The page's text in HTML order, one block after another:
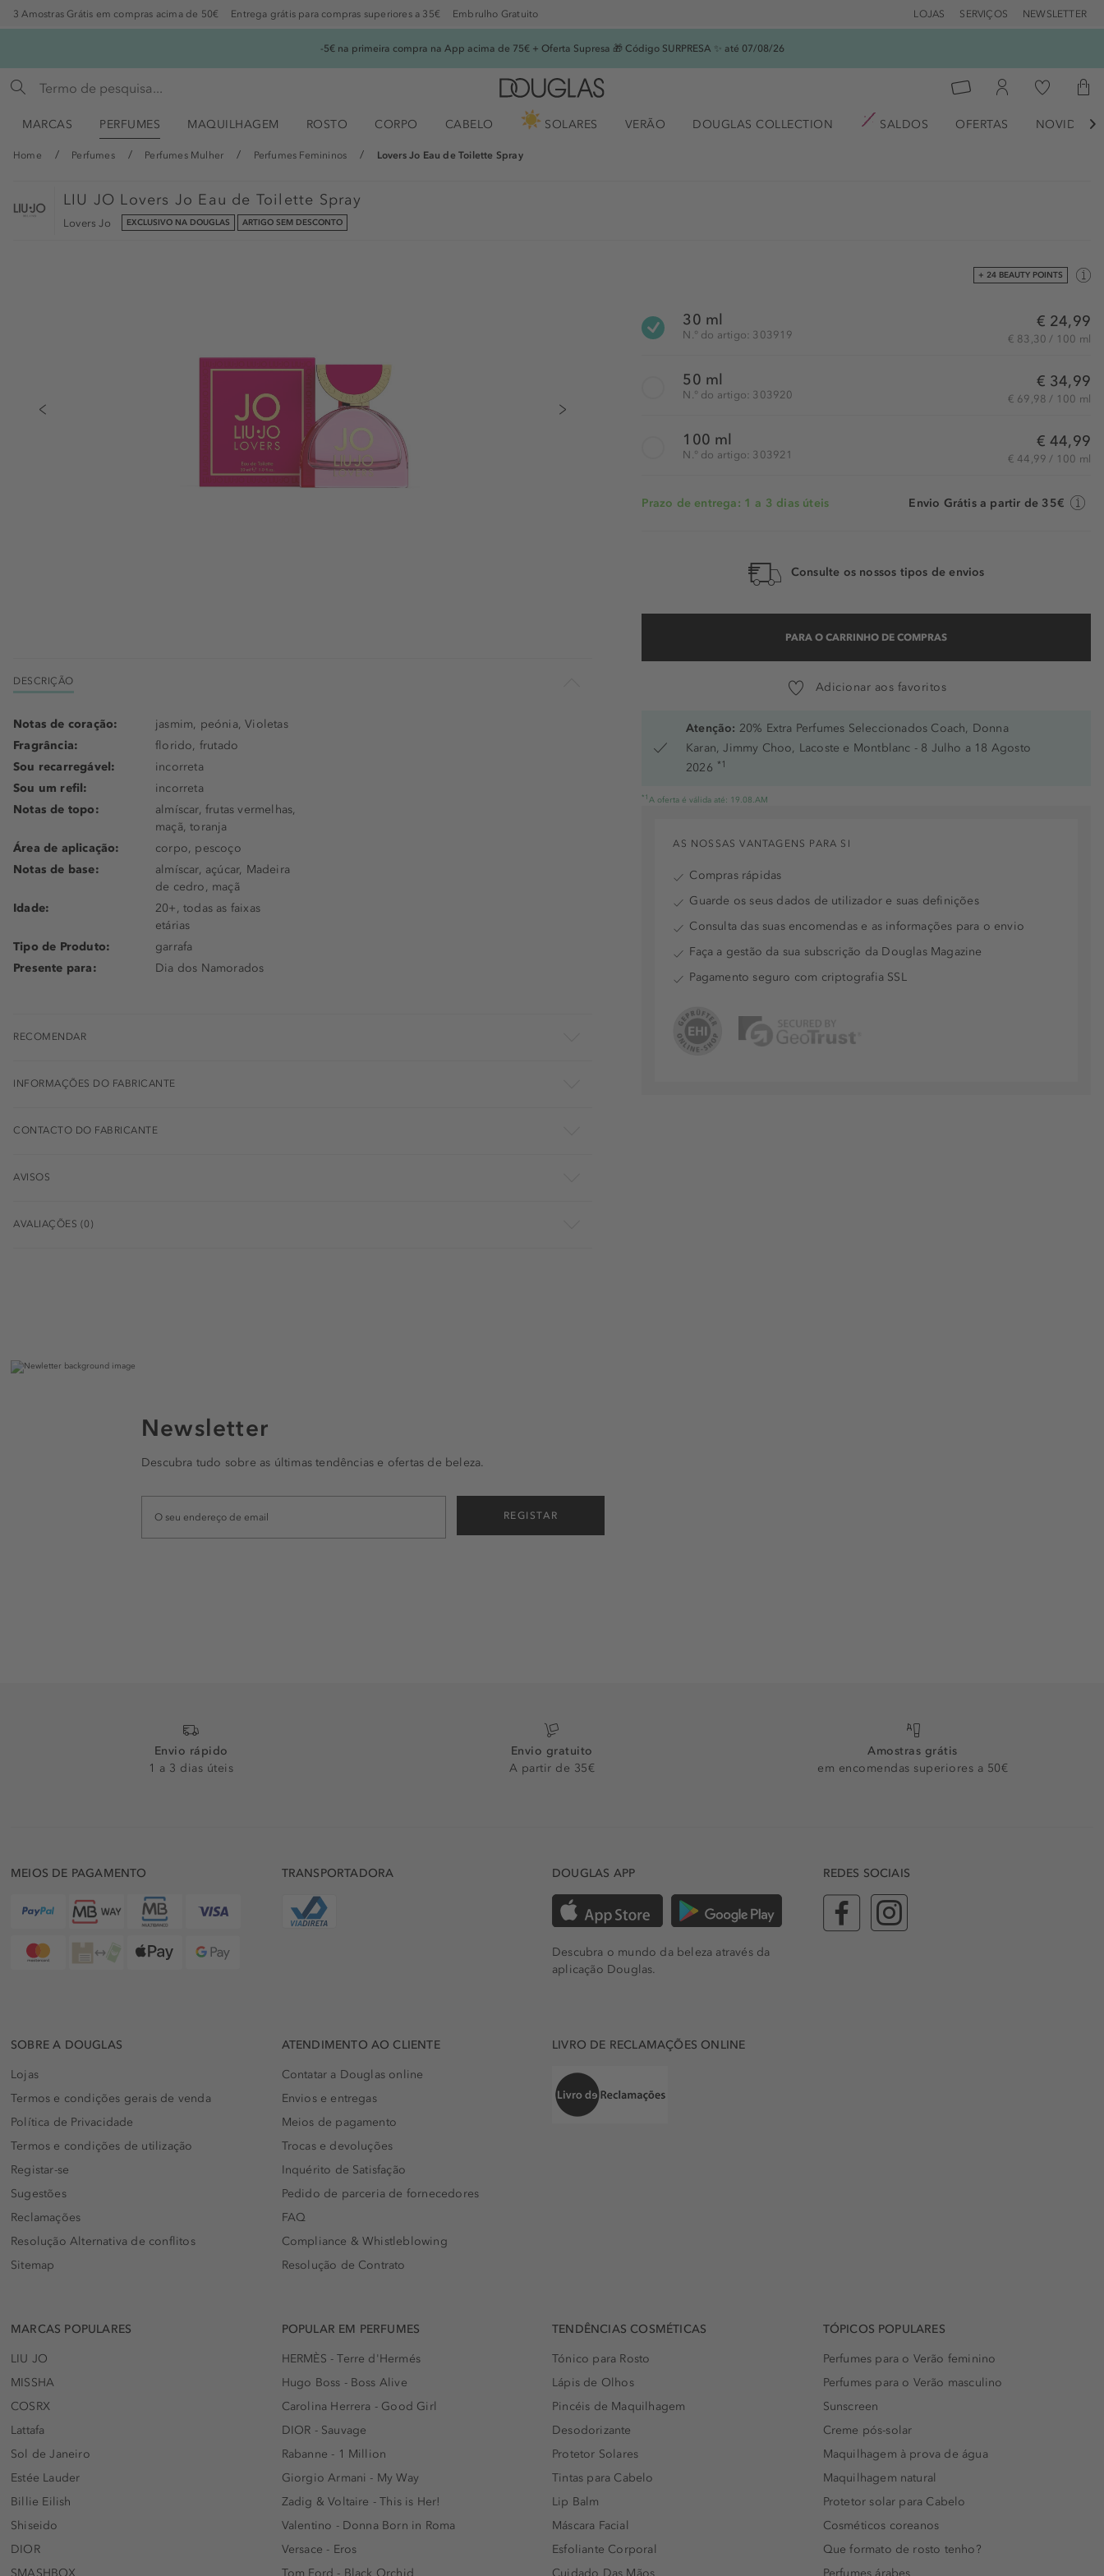
3 Amostras Grátis em compras acima de 50€ Entrega grátis para compras superiores a 35€ Embrulho Gratuito LOJAS SERVIÇOS NEWSLETTER
-5€ na primeira compra na App acima de 75€ + Oferta Supresa 🎁 Código SURPRESA ✨ até 07/08/26
MARCAS PERFUMES MAQUILHAGEM ROSTO CORPO CABELO SOLARES VERÃO DOUGLAS COLLECTION SALDOS OFERTAS 
Home Perfumes Perfumes Mulher Perfumes Femininos Lovers Jo Eau de Toilette Spray
LIU JO Lovers Jo Eau de Toilette Spray
Lovers Jo EXCLUSIVO NA DOUGLAS ARTIGO SEM DESCONTO
+ 24 BEAUTY POINTS
30 ml
N.° do artigo: 303919
€ 24,99
€ 83,30 / 100 ml
50 ml
N.° do artigo: 303920
€ 34,99
€ 69,98 / 100 ml
100 ml
N.° do artigo: 303921
€ 44,99
€ 44,99 / 100 ml
Prazo de entrega: 1 a 3 dias úteis Envio Grátis a partir de 35€
Consulte os nossos tipos de envios
PARA O CARRINHO DE COMPRAS
Adicionar aos favoritos
Atenção: 20% Extra Perfumes Seleccionados Coach, Donna
Karan, Jimmy Choo, Lacoste e Montblanc - 8 Julho a 18 Agosto
2026 *1
*1 A oferta é válida até: 19.08.AM
DESCRIÇÃO
Notas de coração:
jasmim, peónia, Violetas
Fragrância:
florido, frutado
Sou recarregável:
incorreta
Sou um refil:
incorreta
Notas de topo:
almíscar, frutas vermelhas,
maçã, toranja
Área de aplicação:
corpo, pescoço
Notas de base:
almíscar, açúcar, Madeira
de cedro, maçã
Idade:
20+, todas as faixas
etárias
Tipo de Produto:
garrafa
Presente para:
Dia dos Namorados
RECOMENDAR
INFORMAÇÕES DO FABRICANTE
CONTACTO DO FABRICANTE
AVISOS
AVALIAÇÕES (0)
AS NOSSAS VANTAGENS PARA SI
Compras rápidas
Guarde os seus dados de utilizador e suas definições
Consulta das suas encomendas e as informações para o envio
Faça a gestão da sua subscrição da Douglas Magazine
Pagamento seguro com criptografia SSL
Newsletter
Descubra tudo sobre as últimas tendências e ofertas de beleza.
REGISTAR
Envio rápido
1 a 3 dias úteis
Envio gratuito
A partir de 35€
Amostras grátis
em encomendas superiores a 50€
MEIOS DE PAGAMENTO TRANSPORTADORA DOUGLAS APP
Descubra o mundo da beleza através da
aplicação Douglas.
REDES SOCIAIS
SOBRE A DOUGLAS
Lojas
Termos e condições gerais de venda
Política de Privacidade
Termos e condições de utilização
Registar-se
Sugestões
Reclamações
Resolução Alternativa de conflitos
Sitemap
ATENDIMENTO AO CLIENTE
Contatar a Douglas online
Envios e entregas
Meios de pagamento
Trocas e devoluções
Inquérito de Satisfação
Pedido de parceria de fornecedores
FAQ
Compliance & Whistleblowing
Resolução de Contrato
LIVRO DE RECLAMAÇÕES ONLINE
MARCAS POPULARES
LIU JO
MISSHA
COSRX
Lattafa
Sol de Janeiro
Estée Lauder
Billie Eilish
Shiseido
DIOR
SMASHBOX
POPULAR EM PERFUMES
HERMÈS - Terre d'Hermés
Hugo Boss - Boss Alive
Carolina Herrera - Good Girl
DIOR - Sauvage
Rabanne - 1 Million
Giorgio Armani - My Way
Zadig & Voltaire - This is Her!
Valentino - Donna Born in Roma
Versace - Eros
Tom Ford - Black Orchid
TENDÊNCIAS COSMÉTICAS
Tónico para Rosto
Lápis de Olhos
Pincéis de Maquilhagem
Desodorizante
Protetor Solares
Tintas para Cabelo
Lip Balm
Máscara Facial
Esfoliante Corporal
Cuidado Das Mãos
TÓPICOS POPULARES
Perfumes para o Verão feminino
Perfumes para o Verão masculino
Sunscreen
Creme pós-solar
Maquilhagem à prova de água
Maquilhagem natural
Protetor solar para Cabelo
Cosméticos coreanos
Que formato de rosto tenho?
Perfumes árabes